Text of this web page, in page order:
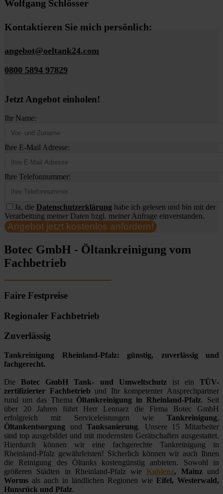
Wolfgang Schlösser
Kontaktieren Sie mich persönlich:
angebot@oeltank24.com
0800 5894 97829
Jetzt Angebot einholen!
Ihr Name:
Ihre E-Mail Adresse:
Ihre Telefonnummer:
Ja, die Datenschutzerklärung habe ich gelesen und bin mit der
Verarbeitung meiner Daten bzgl. meiner Anfrage einverstanden.
Angebot jetzt kostenlos anfordern!
Botec GmbH - Öltankreinigung vom
Fachbetrieb
Faire Festpreise
Regionaler Fachbetrieb
Zuverlässig
Tankreinigung Rheinland-Pfalz: günstig, zuverlässig und
fachgerecht.
DieBotec GmbH Tank- und Umweltschutzist ein TÜV-
zertifizierter Fachbetrieb und Ihr kompetenter Ansprechpartner
rund um das Thema Öltankreinigung in Rheinland-Pfalz. Seit
über 20 Jahren führt Herr Lennarz die Firma Botec GmbH
erfolgreich mit Serviceleistungen wie Tankreinigung,
Öltankentsorgung undTanksanierung. Unsere 15 Mitarbeiter
sind top ausgebildet und mit modernsten Gerätschaften ausgestattet.
Hierdurch können wir eine fachgerechte Tankreinigung in
Rheinland-Pfalz gewährleisten! Sicherlich können wir auch Ihnen
die Reinigung des Öltanks kostengünstig anbieten. Sowohl in
größeren Städten in Rheinland-Pfalz wieKoblenz, Mainzund
Worms als auch in ländlichen Regionen wie Eifel, Westerwald,
Hunsrück und Pfalz.